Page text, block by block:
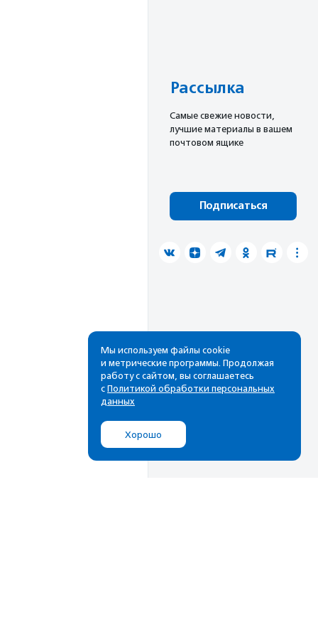
Рассылка
Cамые свежие новости,
лучшие материалы в вашем
почтовом ящике
Подписаться
Мы используем файлы cookie
и метрические программы. Продолжая
работу с сайтом, вы соглашаетесь
с Политикой обработки персональных
данных
Хорошо